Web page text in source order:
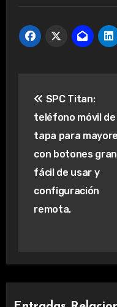
de
entradas
SPC Titan:
teléfono móvil de
tapa para
con botones
fácil de usar y
configuración
remota.